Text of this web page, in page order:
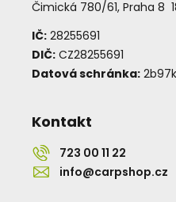
Čimická 780/61, Praha 8
IČ: 28255691
DIČ: CZ28255691
Datová schránka:
Kontakt
723 00 11 22
info@carpshop.cz